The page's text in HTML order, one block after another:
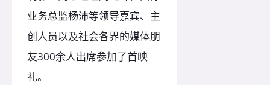
业务总监杨沛等领导嘉宾、主
创人员以及社会各界的媒体朋
友300余人出席参加了首映
礼。